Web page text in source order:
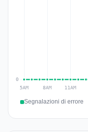
Segnalazioni di errore